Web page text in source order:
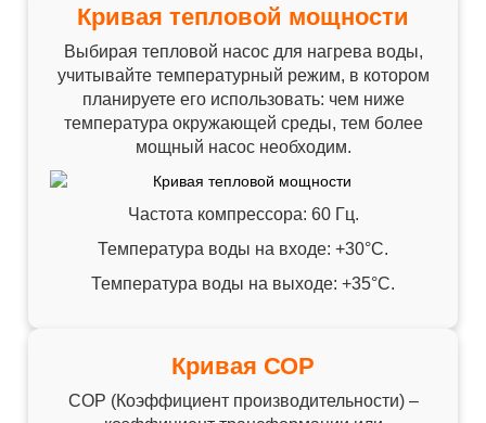
Кривая тепловой мощности
Выбирая тепловой насос для нагрева воды,
учитывайте температурный режим, в котором
планируете его использовать: чем ниже
температура окружающей среды, тем более
мощный насос необходим.
Частота компрессора: 60 Гц.
Температура воды на входе: +30°C.
Температура воды на выходе: +35°C.
Кривая СОР
СОР (Коэффициент производительности) –